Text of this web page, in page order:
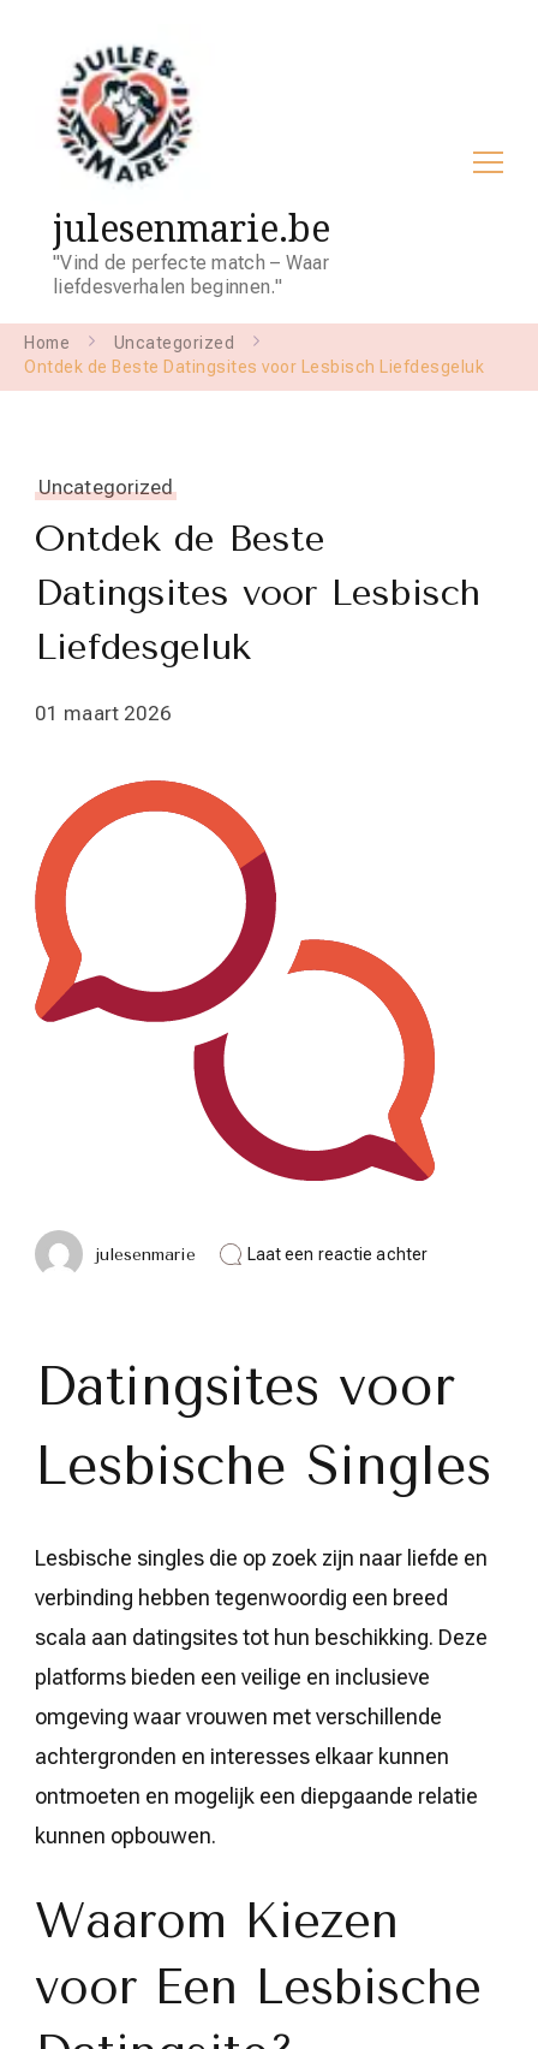
julesenmarie.be
"Vind de perfecte match – Waar
liefdesverhalen beginnen."
Home
Uncategorized
Ontdek de Beste Datingsites voor Lesbisch Liefdesgeluk
Uncategorized
Ontdek de Beste
Datingsites voor Lesbisch
Liefdesgeluk
01 maart 2026
julesenmarie Laat een reactie achterop
Lesbisch
Liefdesgeluk
Datingsites voor
Lesbische Singles
Lesbische singles die op zoek zijn naar liefde en
verbinding hebben tegenwoordig een breed
scala aan datingsites tot hun beschikking. Deze
platforms bieden een veilige en inclusieve
omgeving waar vrouwen met verschillende
achtergronden en interesses elkaar kunnen
ontmoeten en mogelijk een diepgaande relatie
kunnen opbouwen.
Waarom Kiezen
voor Een Lesbische